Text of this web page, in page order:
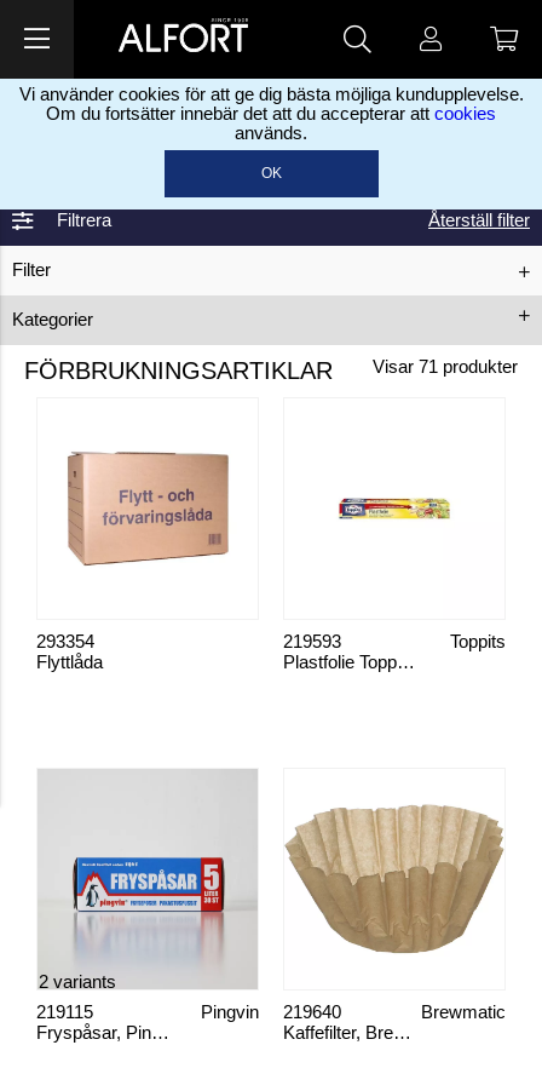
Vi använder cookies för att ge dig bästa möjliga kundupplevelse.
Om du fortsätter innebär det att du accepterar att cookies
används.
OK
Filtrera
Filter
Kategorier
Forbrugsvarer
Återställ filter
FÖRBRUKNINGSARTIKLAR Visar 71 produkter
Flyttlåda
293354
Plastfolie Toppits 50 m
Toppits
219593
Fryspåsar, Pingvin
Pingvin
219115
2 variants
Kaffefilter, Brewmatic
Brewmatic
219640